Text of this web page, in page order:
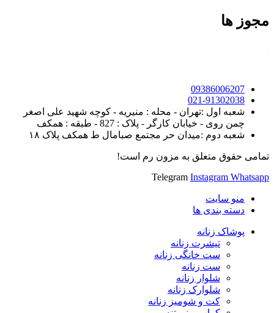
مجوز ها
09386006207
021-91302038
شعبه اول :تهران - محله : منیریه - کوچه شهید علی اصغر
چمن روی - خیابان کارگر - پلاک : 827 - طبقه : همکف
شعبه دوم :میدان حر مجتمع صبامال ط همکف پلاک ۱۸
تمامی حقوق متعلق به مزون رم است!
Telegram Instagram Whatsapp
منو سایت
دسته بندی ها
پوشاک زنانه
تیشرت زنانه
ست خانگی زنانه
ست زنانه
شلوار زنانه
شلوارک زنانه
کت و شومیز زنانه